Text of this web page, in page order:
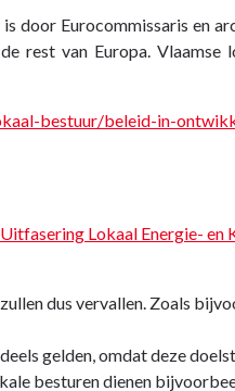
door Eurocommissaris en
rest van Europa. Vlaamse
bestuur/beleid-in-
Uitfasering Lokaal Energie- en
dus vervallen. Zoals
gelden, omdat deze
besturen dienen